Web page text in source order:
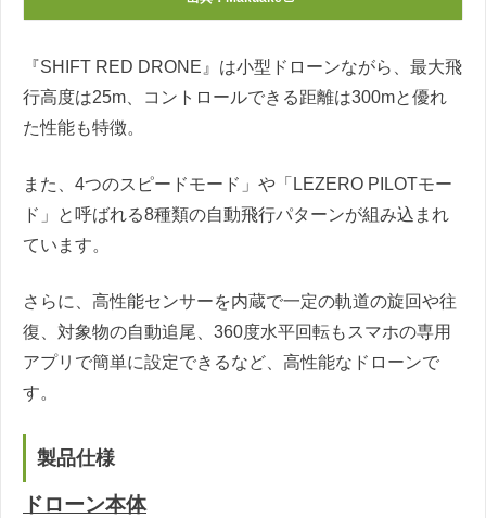
『SHIFT RED DRONE』は小型ドローンながら、最大飛
行高度は25m、コントロールできる距離は300mと優れ
た性能も特徴。
また、4つのスピードモード」や「LEZERO PILOTモー
ド」と呼ばれる8種類の自動飛行パターンが組み込まれ
ています。
さらに、高性能センサーを内蔵で一定の軌道の旋回や往
復、対象物の自動追尾、360度水平回転もスマホの専用
アプリで簡単に設定できるなど、高性能なドローンで
す。
製品仕様
ドローン本体